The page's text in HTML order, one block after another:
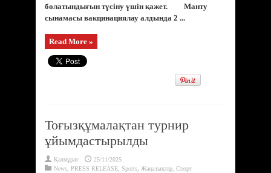
болатындығын түсіну үшін қажет. Манту
сынамасы вакцинациялау алдында 2 ...
Read More »
Тоғызқұмалақтан турнир
ұйымдастырылды
Қалмұрат
25/11/2025
News PRESS RELEASE Sports Жаңалықтар Спорт